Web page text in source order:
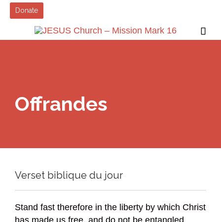
Donate

Offrandes
Verset biblique du jour
Stand fast therefore in the liberty by which Christ
has made us free, and do not be entangled